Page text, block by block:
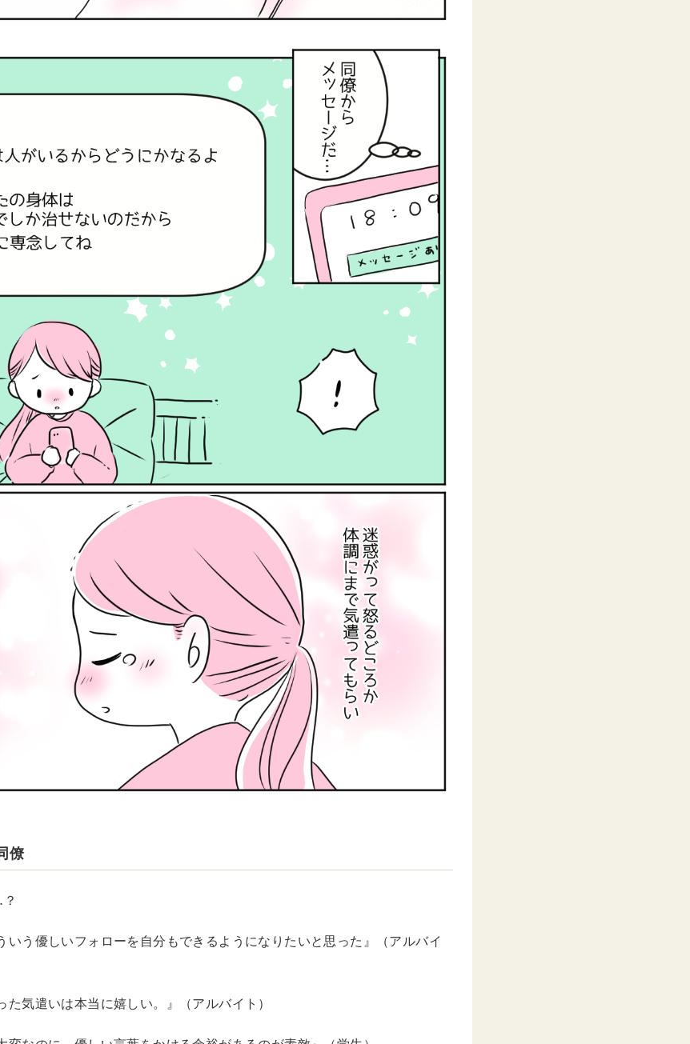
僚
いう優しいフォローを自分もできるようになりたいと思った』（アルバイ
た気遣いは本当に嬉しい。』（アルバイト）